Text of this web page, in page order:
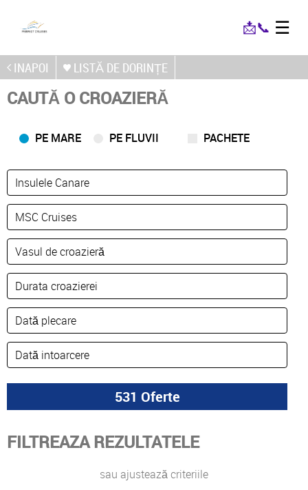
📩📞 ☰
INAPOI LISTĂ DE DORINȚE
CAUTĂ O CROAZIERĂ
PE MARE PE FLUVII PACHETE
FILTREAZA REZULTATELE
sau ajustează criteriile